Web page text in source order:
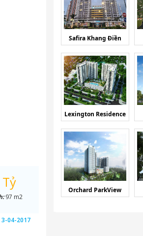
97 m2
3-04-2017
Safira Khang Điền
Lexington Residence
Orchard ParkView